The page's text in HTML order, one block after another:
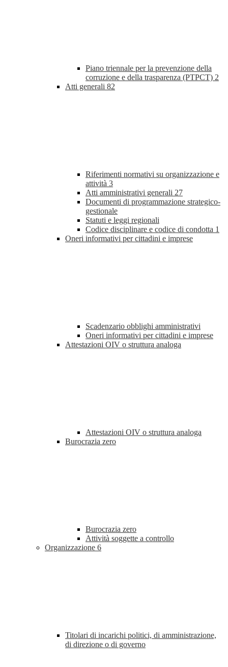
Piano triennale per la prevenzione della
corruzione e della trasparenza (PTPCT) 2
Atti generali 82
Riferimenti normativi su organizzazione e
attività 3
Atti amministrativi generali 27
Documenti di programmazione strategico-
gestionale
Statuti e leggi regionali
Codice disciplinare e codice di condotta 1
Oneri informativi per cittadini e imprese
Scadenzario obblighi amministrativi
Oneri informativi per cittadini e imprese
Attestazioni OIV o struttura analoga
Attestazioni OIV o struttura analoga
Burocrazia zero
Burocrazia zero
Attività soggette a controllo
Organizzazione 6
Titolari di incarichi politici, di amministrazione,
di direzione o di governo